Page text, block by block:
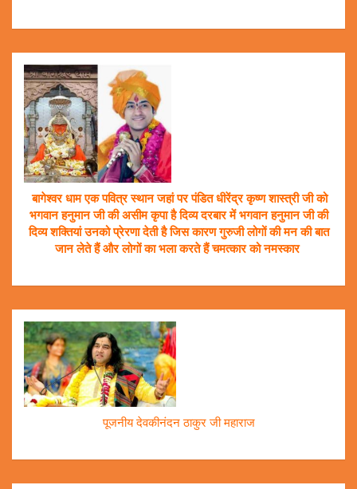
बागेश्वर धाम एक पवित्र स्थान जहां पर पंडित धीरेंद्र कृष्ण शास्त्री जी को
भगवान हनुमान जी की असीम कृपा है दिव्य दरबार में भगवान हनुमान जी की
दिव्य शक्तियां उनको प्रेरणा देती है जिस कारण गुरुजी लोगों की मन की बात
जान लेते हैं और लोगों का भला करते हैं चमत्कार को नमस्कार
पूजनीय देवकीनंदन ठाकुर जी महाराज